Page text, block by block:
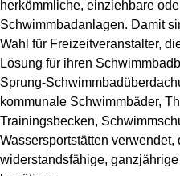
herkömmliche, einziehbare
Schwimmbadanlagen. Damit
Wahl für Freizeitveranstalter,
Lösung für ihren
Sprung-
kommunale Schwimmbäder,
Trainingsbecken,
Wassersportstätten verwendet,
widerstandsfähige,